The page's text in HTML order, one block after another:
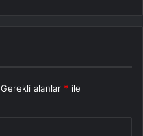
Gerekli alanlar * ile